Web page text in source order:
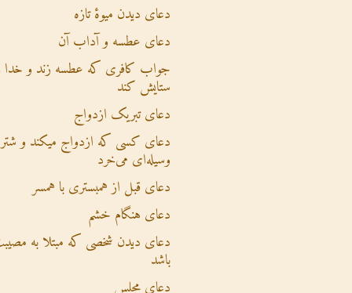
دعای دیدن میوۀ تازه
دعای عطسه و آداب آن
جواب کافری که عطسه زند و خدا
ستایش کند
دعای تبریک ازدواج
دعای کسی که ازدواج میکند و شتر
وسیله‌ای می‌خرد
دعای قبل از همبستری با همسر
دعای هنگام خشم
دعای دیدن شخصی که مبتلا به
باشد
دعای مجلس